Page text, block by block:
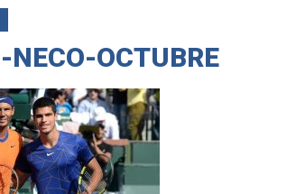
NECO-OCTUBRE